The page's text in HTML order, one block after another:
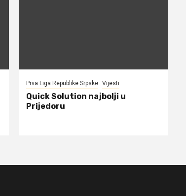
Prva Liga Republike Srpske Vijesti
Quick Solution najbolji u
Prijedoru